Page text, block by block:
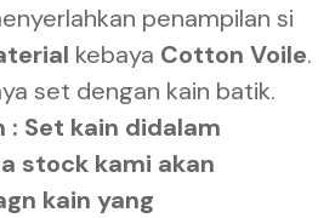
penampilan si
kebaya Cotton Voile.
set dengan kain batik.
: Set kain didalam
stock kami akan
kain yang